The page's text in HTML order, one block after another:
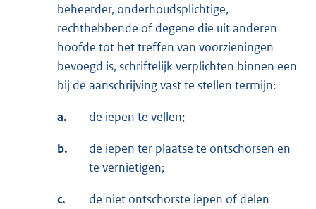
beheerder, onderhoudsplichtige,
rechthebbende of degene die uit anderen
hoofde tot het treffen van voorzieningen
bevoegd is, schriftelijk verplichten binnen een
bij de aanschrijving vast te stellen termijn:
a. de iepen te vellen;
b.
de iepen ter plaatse te ontschorsen en
te vernietigen;
c.
de niet ontschorste iepen of delen